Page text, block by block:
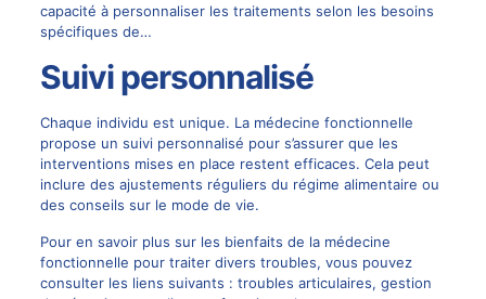
capacité à personnaliser les traitements selon les besoins
spécifiques de…
Suivi personnalisé
Chaque individu est unique. La médecine fonctionnelle
propose un suivi personnalisé pour s’assurer que les
interventions mises en place restent efficaces. Cela peut
inclure des ajustements réguliers du régime alimentaire ou
des conseils sur le mode de vie.
Pour en savoir plus sur les bienfaits de la médecine
fonctionnelle pour traiter divers troubles, vous pouvez
consulter les liens suivants : troubles articulaires, gestion